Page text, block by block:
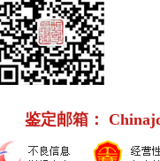
鉴定邮箱：